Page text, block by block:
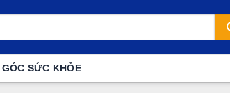
GÓC SỨC KHỎE